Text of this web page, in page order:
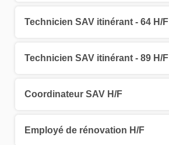
Technicien SAV itinérant - 64 H/F
Technicien SAV itinérant - 89 H/F
Coordinateur SAV H/F
Employé de rénovation H/F